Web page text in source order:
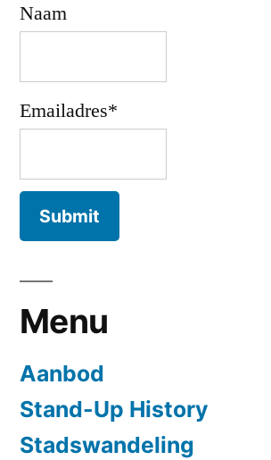
Naam
Emailadres*
Menu
Aanbod
Stand-Up History
Stadswandeling